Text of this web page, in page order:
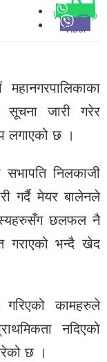
Whatsapp
Viber
सूचना जारी गरेर
लगाएको छ ।
सभापति निलकाजी
गर्दै मेयर बालेनले
छलफल नै
गराएको भन्दै खेद
गरिएको कामहरुले
नदिएको
छ ।